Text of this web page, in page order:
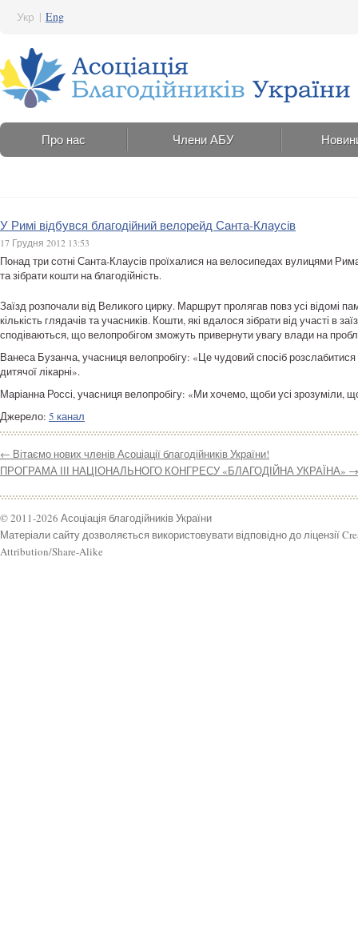
Укр | Eng
Про нас Члени АБУ
У Римі відбувся благодійний велорейд Санта-Клаусів
17 Грудня 2012 13:53
Понад три сотні Санта-Клаусів проїхалися на велосипедах вулицями
та зібрати кошти на благодійність.
Заїзд розпочали від Великого цирку. Маршрут пролягав повз усі відомі
кількість глядачів та учасників. Кошти, які вдалося зібрати від участі в
сподіваються, що велопробігом зможуть привернути увагу влади на
Ванеса Бузанча, учасниця велопробігу: «Це чудовий спосіб
дитячої лікарні».
Маріанна Россі, учасниця велопробігу: «Ми хочемо, щоби усі зрозуміли,
Джерело: 5 канал
← Вітаємо нових членів Асоціації благодійників України!
ПРОГРАМА ІІІ НАЦІОНАЛЬНОГО КОНГРЕСУ «БЛАГОДІЙНА УКРАЇНА» →
© 2011-2026 Асоціація благодійників України
Матеріали сайту дозволяється використовувати відповідно до ліцензії
Attribution/Share-Alike